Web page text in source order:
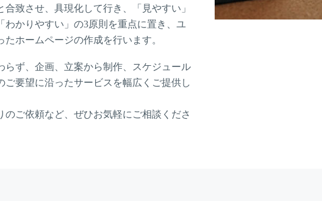
合致させ、具現化して行き、「見やすい」
わかりやすい」の3原則を重点に置き、ユ
たホームページの作成を行います。
らず、企画、立案から制作、スケジュール
ご要望に沿ったサービスを幅広くご提供し
のご依頼など、ぜひお気軽にご相談くださ